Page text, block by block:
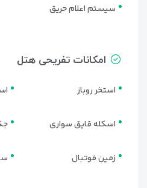
سیستم اعلام حریق
امکانات تفریحی هتل
استخر روباز
اسکله قایق سواری
زمین فوتبال